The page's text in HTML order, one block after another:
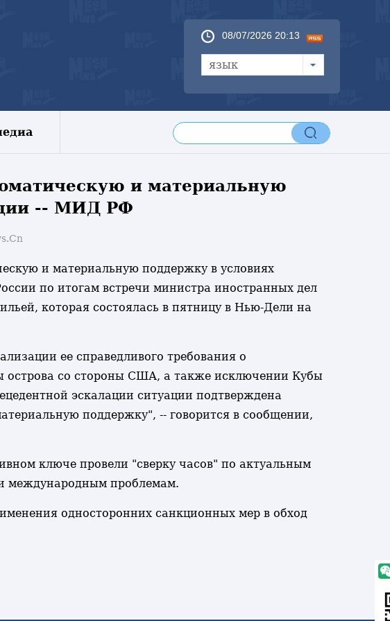
08/07/2026 20:13
язык
и материальную
-- МИД РФ
и материальную поддержку в условиях
по итогам встречи министра иностранных дел
которая состоялась в пятницу в Нью-Дели на
ее справедливого требования о
острова со стороны США, а также исключении Кубы
эскалации ситуации подтверждена
поддержку", -- говорится в сообщении,
ключе провели "сверку часов" по актуальным
международным проблемам.
односторонних санкционных мер в обход